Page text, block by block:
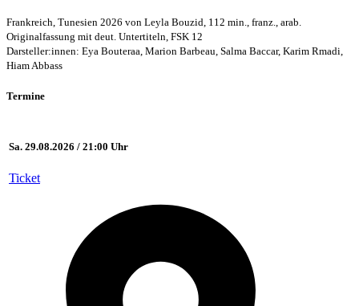
Frankreich, Tunesien 2026 von Leyla Bouzid, 112 min., franz., arab.
Originalfassung mit deut. Untertiteln, FSK 12
Darsteller:innen: Eya Bouteraa, Marion Barbeau, Salma Baccar, Karim Rmadi,
Hiam Abbass
Termine
Sa. 29.08.2026 / 21:00 Uhr
Ticket